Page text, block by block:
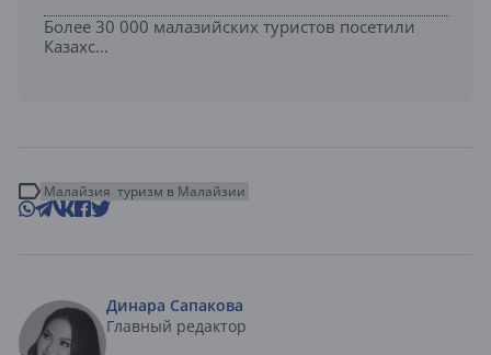
Более 30 000 малазийских туристов посетили
Казахс...
Малайзия туризм в Малайзии
Динара Сапакова
Главный редактор